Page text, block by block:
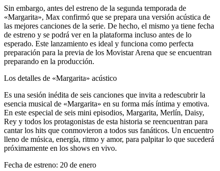
Sin embargo, antes del estreno de la segunda temporada de
«Margarita», Max confirmó que se prepara una versión acústica de
las mejores canciones de la serie. De hecho, el mismo ya tiene fecha
de estreno y se podrá ver en la plataforma incluso antes de lo
esperado. Este lanzamiento es ideal y funciona como perfecta
preparación para la previa de los Movistar Arena que se encuentran
preparando en la producción.
Los detalles de «Margarita» acústico
Es una sesión inédita de seis canciones que invita a redescubrir la
esencia musical de «Margarita» en su forma más íntima y emotiva.
En este especial de seis mini episodios, Margarita, Merlín, Daisy,
Rey y todos los protagonistas de esta historia se reencuentran para
cantar los hits que conmovieron a todos sus fanáticos. Un encuentro
lleno de música, energía, ritmo y amor, para palpitar lo que sucederá
próximamente en los shows en vivo.
Fecha de estreno: 20 de enero